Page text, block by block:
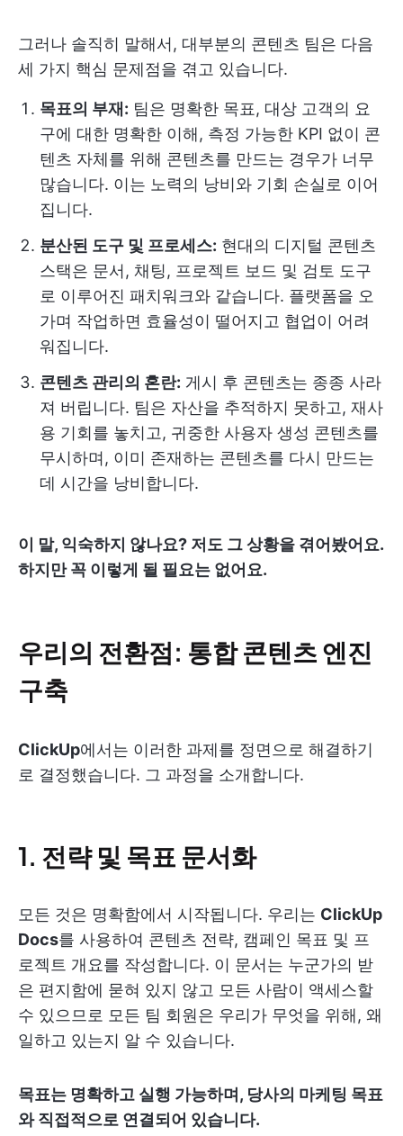
그러나 솔직히 말해서, 대부분의 콘텐츠 팀은 다음
세 가지 핵심 문제점을 겪고 있습니다.
목표의 부재: 팀은 명확한 목표, 대상 고객의 요
구에 대한 명확한 이해, 측정 가능한 KPI 없이 콘
텐츠 자체를 위해 콘텐츠를 만드는 경우가 너무
많습니다. 이는 노력의 낭비와 기회 손실로 이어
집니다.
분산된 도구 및 프로세스: 현대의 디지털 콘텐츠
스택은 문서, 채팅, 프로젝트 보드 및 검토 도구
로 이루어진 패치워크와 같습니다. 플랫폼을 오
가며 작업하면 효율성이 떨어지고 협업이 어려
워집니다.
콘텐츠 관리의 혼란: 게시 후 콘텐츠는 종종 사라
져 버립니다. 팀은 자산을 추적하지 못하고, 재사
용 기회를 놓치고, 귀중한 사용자 생성 콘텐츠를
무시하며, 이미 존재하는 콘텐츠를 다시 만드는
데 시간을 낭비합니다.
이 말, 익숙하지 않나요? 저도 그 상황을 겪어봤어요.
하지만 꼭 이렇게 될 필요는 없어요.
우리의 전환점: 통합 콘텐츠 엔진
구축
ClickUp에서는 이러한 과제를 정면으로 해결하기
로 결정했습니다. 그 과정을 소개합니다.
1. 전략 및 목표 문서화
모든 것은 명확함에서 시작됩니다. 우리는 ClickUp
Docs를 사용하여 콘텐츠 전략, 캠페인 목표 및 프
로젝트 개요를 작성합니다. 이 문서는 누군가의 받
은 편지함에 묻혀 있지 않고 모든 사람이 액세스할
수 있으므로 모든 팀 회원은 우리가 무엇을 위해, 왜
일하고 있는지 알 수 있습니다.
목표는 명확하고 실행 가능하며, 당사의 마케팅 목표
와 직접적으로 연결되어 있습니다.